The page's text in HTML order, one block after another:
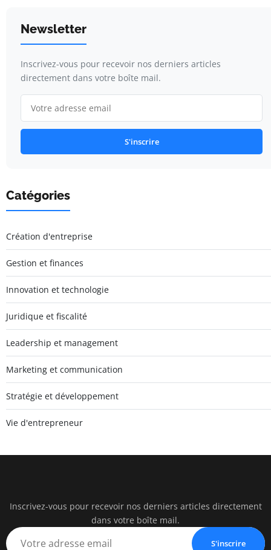
Newsletter
Inscrivez-vous pour recevoir nos derniers articles
directement dans votre boîte mail.
S'inscrire
Catégories
Création d'entreprise
Gestion et finances
Innovation et technologie
Juridique et fiscalité
Leadership et management
Marketing et communication
Stratégie et développement
Vie d'entrepreneur
Business
Inscrivez-vous pour recevoir nos derniers articles directement
dans votre boîte mail.
S'inscrire